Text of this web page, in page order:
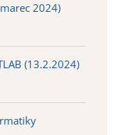
2024)
(13.2.2024)